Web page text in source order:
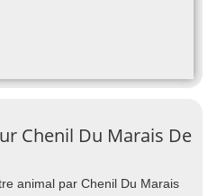
Chenil Du Marais De
animal par Chenil Du Marais